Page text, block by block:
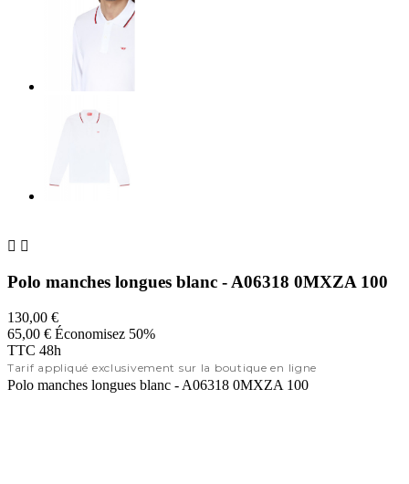
 
Polo manches longues blanc - A06318 0MXZA 100
130,00 €
65,00 € Économisez 50%
TTC 48h
Tarif appliqué exclusivement sur la boutique en ligne
Polo manches longues blanc - A06318 0MXZA 100